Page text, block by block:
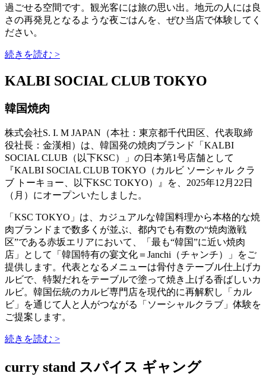
過ごせる空間です。観光客には旅の思い出。地元の人には良
さの再発見となるような夜ごはんを、ぜひ当店で体験してく
ださい。
続きを読む >
KALBI SOCIAL CLUB TOKYO
韓国焼肉
株式会社S. I. M JAPAN（本社：東京都千代田区、代表取締
役社長：金漢相）は、韓国発の焼肉ブランド「KALBI
SOCIAL CLUB（以下KSC）」の日本第1号店舗として
『KALBI SOCIAL CLUB TOKYO（カルビ ソーシャル クラ
ブ トーキョー、以下KSC TOKYO）』を、2025年12月22日
（月）にオープンいたしました。
「KSC TOKYO」は、カジュアルな韓国料理から本格的な焼
肉ブランドまで数多くが並ぶ、都内でも有数の“焼肉激戦
区”である赤坂エリアにおいて、「最も“韓国”に近い焼肉
店」として「韓国特有の宴文化＝Janchi（チャンチ）」をご
提供します。代表となるメニューは骨付きテーブル仕上げカ
ルビで、特製だれをテーブルで塗って焼き上げる香ばしいカ
ルビ。韓国伝統のカルビ専門店を現代的に再解釈し「カル
ビ」を通じて人と人がつながる「ソーシャルクラブ」体験を
ご提案します。
続きを読む >
curry stand スパイス ギャング